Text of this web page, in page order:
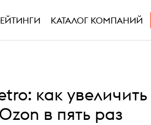
КАТАЛОГ КОМПАНИЙ
как увеличить
в пять раз